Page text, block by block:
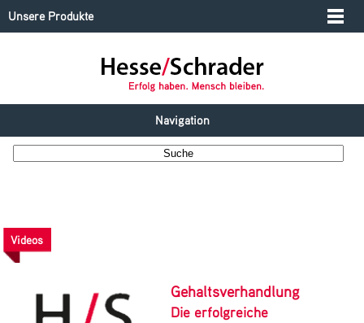
Unsere Produkte
Navigation
Videos
Gehaltsverhandlung
Die erfolgreiche